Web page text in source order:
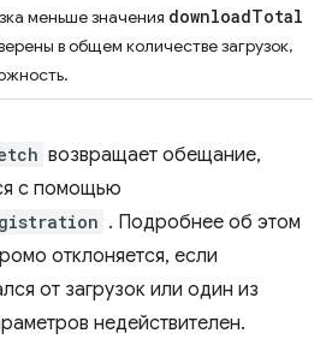
меньше значения downloadTotal
в общем количестве загрузок,
возвращает обещание,
с помощью
. Подробнее об этом
отклоняется, если
от загрузок или один из
недействителен.